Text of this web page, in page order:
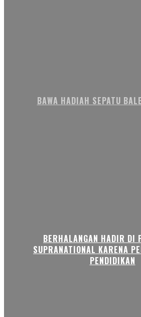
BAWA HADIAH SEPATU
BERHALANGAN HADIR DI
SUPRANATIONAL KARENA
PENDIDIKAN